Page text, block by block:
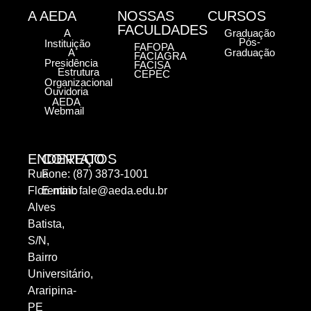
ENDEREÇO
Rua
Florentino
Alves
Batista,
S/N,
Bairro
Universitário,
Araripina-
PE
CONTATOS
Fone: (87) 3873-1001
E-mail:fale@aeda.edu.br
A AEDA
A
Instituição
A
Presidência
Estrutura
Organizacional
Ouvidoria
AEDA
Webmail
NOSSAS
FACULDADES
FAFOPA
FACIAGRA
FACISA
CEPEC
CURSOS
Graduação
Pós-
Graduação